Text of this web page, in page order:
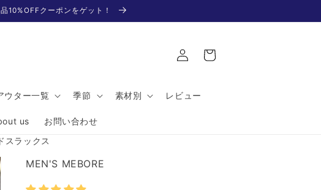
10%OFFクーポンをゲット！
ウター一覧 季節 素材別 レビュー
us お問い合わせ
グ
イ
ー
スラックス
MEN'S MEBORE